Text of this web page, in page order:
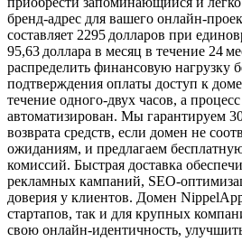
бренд‑адрес для вашего
составляет 2295 долларов при
95,63 доллара в месяц в течение 24
распределить финансовую нагрузку
подтверждения оплаты доступ к
течение одного‑двух часов, а
автоматизирован. Мы гарантируем
возврата средств, если домен не
ожиданиям, и предлагаем
комиссий. Быстрая доставка
рекламных кампаний,
доверия у клиентов. Домен
стартапов, так и для крупных
свою онлайн‑идентичность,